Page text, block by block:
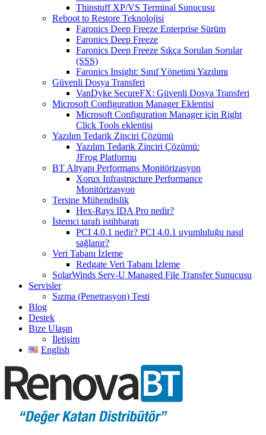
Thinstuff XP/VS Terminal Sunucusu
Reboot to Restore Teknolojisi
Faronics Deep Freeze Enterprise Sürüm
Faronics Deep Freeze
Faronics Deep Freeze Sıkça Sorulan Sorular
(SSS)
Faronics Insight: Sınıf Yönetimi Yazılımı
Güvenli Dosya Transferi
VanDyke SecureFX: Güvenli Dosya Transferi
Microsoft Configuration Manager Eklentisi
Microsoft Configuration Manager için Right
Click Tools eklentisi
Yazılım Tedarik Zinciri Çözümü
Yazılım Tedarik Zinciri Çözümü:
JFrog Platformu
BT Altyapı Performans Monitörizasyon
Xorux Infrastructure Performance
Monitörizasyon
Tersine Mühendislik
Hex-Rays IDA Pro nedir?
İstemci tarafı istihbaratı
PCI 4.0.1 nedir? PCI 4.0.1 uyumluluğu nasıl
sağlanır?
Veri Tabanı İzleme
Redgate Veri Tabanı İzleme
SolarWinds Serv-U Managed File Transfer Sunucusu
Servisler
Sızma (Penetrasyon) Testi
Blog
Destek
Bize Ulaşın
İletişim
English